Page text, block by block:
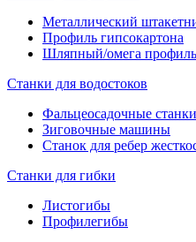
Металлический
Профиль гипсокартона
Шляпный/омега профиль
Станки для водостоков
Фальцеосадочные станки
Зиговочные машины
Станок для ребер
Станки для гибки
Листогибы
Профилегибы